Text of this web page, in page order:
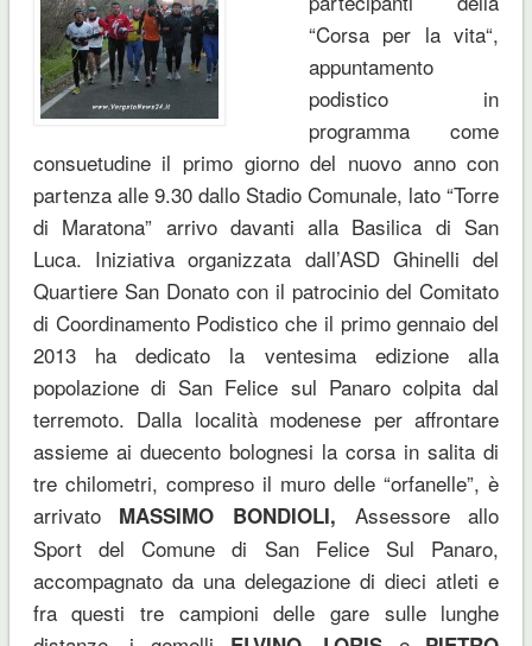
“Corsa per la vita“,
appuntamento
podistico in
programma come
consuetudine il primo giorno del nuovo anno con
partenza alle 9.30 dallo Stadio Comunale, lato “Torre
di Maratona” arrivo davanti alla Basilica di San
Luca. Iniziativa organizzata dall’ASD Ghinelli del
Quartiere San Donato con il patrocinio del Comitato
di Coordinamento Podistico che il primo gennaio del
2013 ha dedicato la ventesima edizione alla
popolazione di San Felice sul Panaro colpita dal
terremoto. Dalla località modenese per affrontare
assieme ai duecento bolognesi la corsa in salita di
tre chilometri, compreso il muro delle “orfanelle”, è
arrivato MASSIMO BONDIOLI, Assessore allo
Sport del Comune di San Felice Sul Panaro,
accompagnato da una delegazione di dieci atleti e
fra questi tre campioni delle gare sulle lunghe